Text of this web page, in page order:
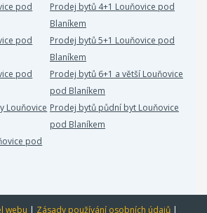
pod
Prodej bytů 4+1 Louňovice pod
Blaníkem
pod
Prodej bytů 5+1 Louňovice pod
Blaníkem
pod
Prodej bytů 6+1 a větší Louňovice
pod Blaníkem
Louňovice Prodej bytů půdní byt Louňovice
pod Blaníkem
pod
webu | Zásady používání osobních údajů |